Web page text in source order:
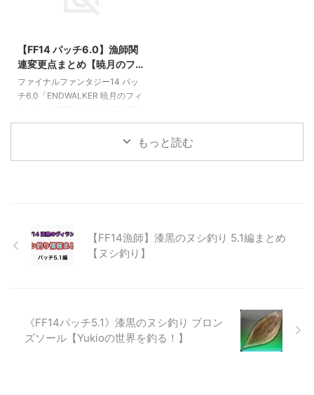
ついて紹介しています。 各通販
サイトでも在庫切れの表示がほと
んどで、メーカー在庫も含め市場
に出回っている限りで終売となり
などの多くのアクションを操作す
【FF14 パッチ6.0】漁師関
連変更点まとめ【暁月のフ
ィナーレ】
ファイナルファンタジー14 パッ
チ6.0「ENDWALKER 暁月のフィ
る変更点の情報をまとめていきま
す。 パッチ6.0のネタバレに関す
る情報を含みます。ご注意くださ
新アクションを使うことができま
す。 ビッグフィッシャー 修得レ
ベル15自身に「ビッグフィッシャ
もっと読む
【FF14漁師】漆黒のヌシ釣り 5.1編まとめ
【ヌシ釣り】
《FF14パッチ5.1》漆黒のヌシ釣り ブロン
ズソール【Yukioの世界を釣る！】